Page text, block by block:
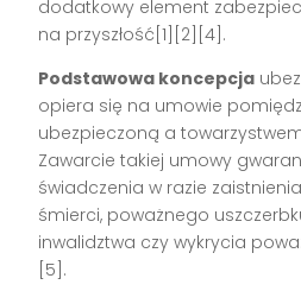
dodatkowy element
na przyszłość[1][2][4].
Podstawowa koncepcja
opiera się na umowie
ubezpieczoną a
Zawarcie takiej umowy
świadczenia w razie
śmierci, poważnego
inwalidztwa czy wykrycia
[5].